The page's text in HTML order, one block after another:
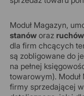
Moduł Magazyn,
stanów oraz
dla firm chcących
są zobligowane do
na pełnej
towarowym).
firmy sprzedającej w